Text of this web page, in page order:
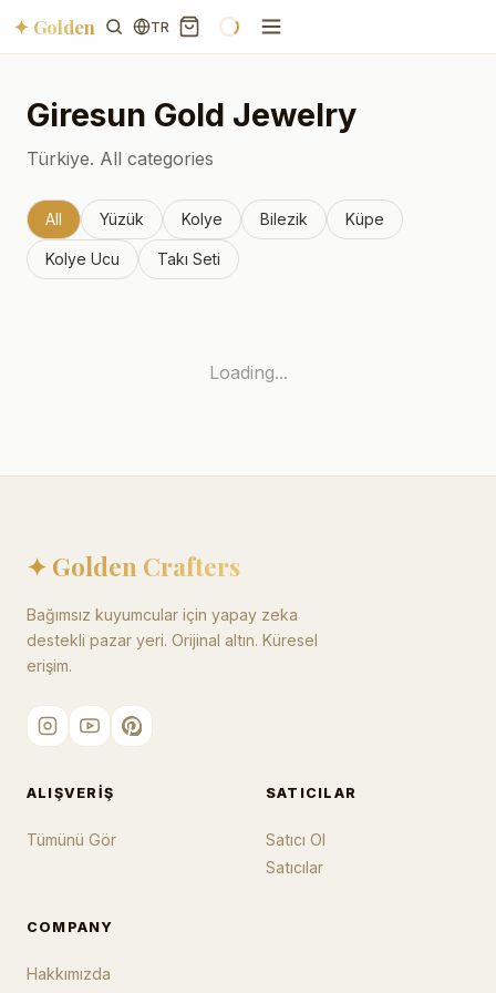
✦ Golden TR
Giresun Gold Jewelry
Türkiye. All categories
All Yüzük Kolye Bilezik Küpe
Kolye Ucu Takı Seti
Loading...
✦ Golden Crafters
Bağımsız kuyumcular için yapay zeka
destekli pazar yeri. Orijinal altın. Küresel
erişim.
ALIŞVERIŞ
Tümünü Gör
SATICILAR
Satıcı Ol
Satıcılar
COMPANY
Hakkımızda